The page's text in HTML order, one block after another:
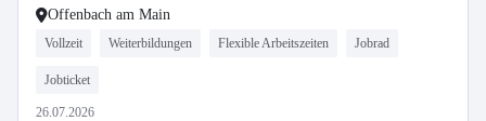
Offenbach am Main
Vollzeit Weiterbildungen Flexible Arbeitszeiten Jobrad
Jobticket
26.07.2026